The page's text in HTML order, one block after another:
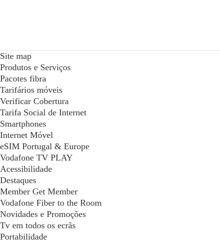
Site map
Produtos e Serviços
Pacotes fibra
Tarifários móveis
Verificar Cobertura
Tarifa Social de Internet
Smartphones
Internet Móvel
eSIM Portugal & Europe
Vodafone TV PLAY
Acessibilidade
Destaques
Member Get Member
Vodafone Fiber to the Room
Novidades e Promoções
Tv em todos os ecrãs
Portabilidade